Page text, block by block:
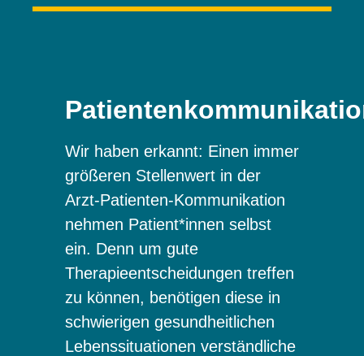
Wir haben erkannt: Einen immer
größeren Stellenwert in der
Arzt-Patienten-Kommunikation
nehmen Patient*innen selbst
ein. Denn um gute
Therapieentscheidungen treffen
zu können, benötigen diese in
schwierigen gesundheitlichen
Lebenssituationen verständliche